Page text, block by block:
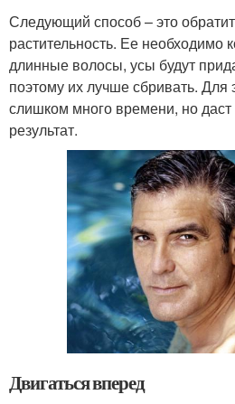
Следующий способ – это
растительность. Ее необходимо
длинные волосы, усы будут
поэтому их лучше сбривать. Для
слишком много времени, но
результат.
Двигаться вперед